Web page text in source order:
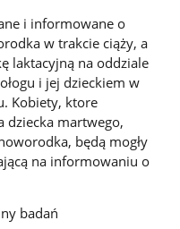
i informowane o
w trakcie ciąży, a
laktacyjną na oddziale
i jej dzieckiem w
Kobiety, ktore
dziecka martwego,
będą mogły
na informowaniu o
badań